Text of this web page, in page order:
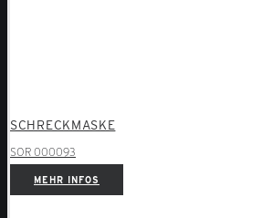
SCHRECKMASKE
SOR 000093
MEHR INFOS